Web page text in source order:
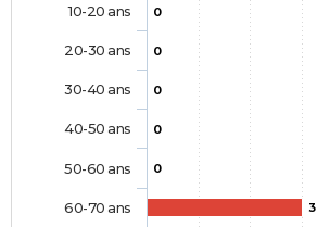
0
0
0
0
0
3
10-20 ans
20-30 ans
30-40 ans
40-50 ans
50-60 ans
60-70 ans